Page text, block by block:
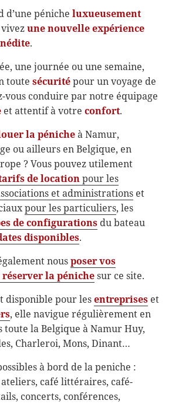
d’une pénicheluxueusement
vivezune nouvelle expérience
.
une journée ou une semaine,
toutesécuritépour un voyage de
vous conduire par notre équipage
et attentif à votreconfort.
la pénicheà Namur,
ou ailleurs en Belgique, en
? Vous pouvez utilement
de locationpour les
et administrations et
pour les particuliers, les
de configurations du bateau
disponibles.
nousposer vos
la pénichesur ce site.
disponible pour lesentreprises et
, elle navigue régulièrement en
toute la Belgique à Namur Huy,
Charleroi, Mons, Dinant…
à bord de la peniche :
café littéraires, café-
concerts, conférences,